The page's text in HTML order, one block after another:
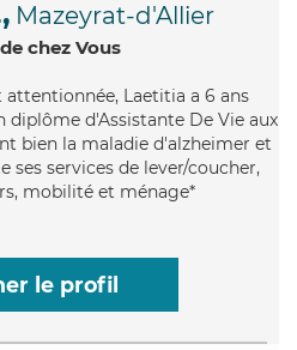
Mazeyrat-d'Allier
chez Vous
Laetitia a 6 ans
diplôme d'Assistante De Vie aux
bien la maladie d'alzheimer et
ses services de lever/coucher,
mobilité et ménage*
le profil